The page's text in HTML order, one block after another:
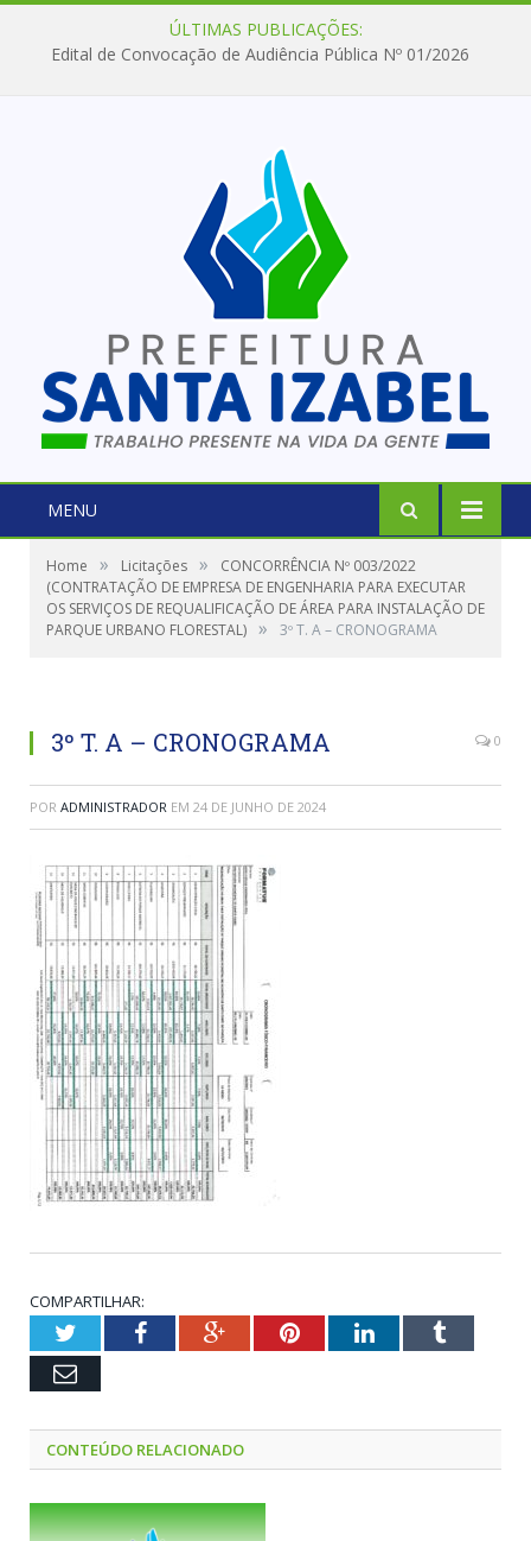
ÚLTIMAS PUBLICAÇÕES:
Edital de Convocação de Audiência Pública Nº 01/2026
MENU
Home » Licitações »
CONCORRÊNCIA Nº 003/2022
(CONTRATAÇÃO DE EMPRESA DE ENGENHARIA PARA EXECUTAR
OS SERVIÇOS DE REQUALIFICAÇÃO DE ÁREA PARA INSTALAÇÃO DE
PARQUE URBANO FLORESTAL) » 3º T. A – CRONOGRAMA
3º T. A – CRONOGRAMA 0
POR ADMINISTRADOR EM 24 DE JUNHO DE 2024
COMPARTILHAR:
TwitterFacebookGoogle+PinterestLinkedInTumblr
Email
CONTEÚDO RELACIONADO